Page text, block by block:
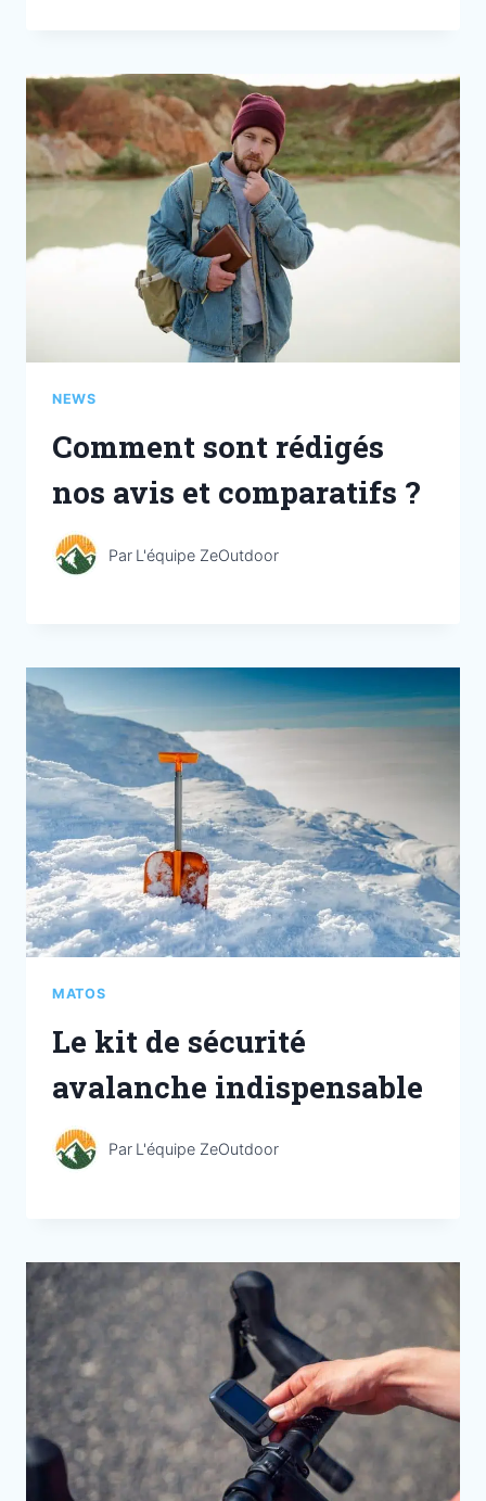
NEWS
Comment sont rédigés
nos avis et comparatifs ?
Par L'équipe ZeOutdoor
MATOS
Le kit de sécurité
avalanche indispensable
Par L'équipe ZeOutdoor